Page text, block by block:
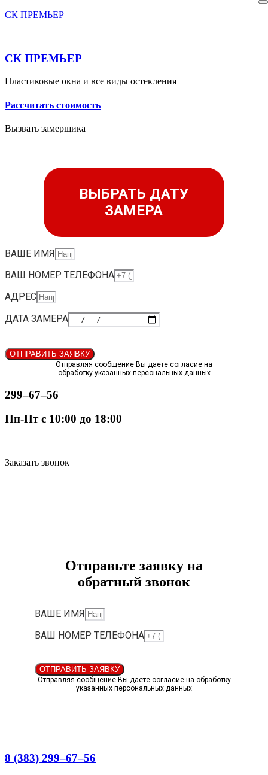
СК ПРЕМЬЕР
СК ПРЕМЬЕР
Пластиковые окна и все виды остекления
Рассчитать стоимость
Вызвать замерщика
ВЫБРАТЬ ДАТУ
ЗАМЕРА
ВАШЕ ИМЯ
ВАШ НОМЕР ТЕЛЕФОНА
АДРЕС
ДАТА ЗАМЕРА
ОТПРАВИТЬ ЗАЯВКУ
Отправляя сообщение Вы даете согласие на
обработку указанных персональных данных
299‒67‒56
Пн-Пт с 10:00 до 18:00
Заказать звонок
Отправьте заявку на
обратный звонок
ВАШЕ ИМЯ
ВАШ НОМЕР ТЕЛЕФОНА
ОТПРАВИТЬ ЗАЯВКУ
Отправляя сообщение Вы даете согласие на обработку
указанных персональных данных
8 (383) 299‒67‒56